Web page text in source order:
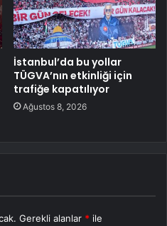
İstanbul’da bu yollar
TÜGVA’nın etkinliği için
trafiğe kapatılıyor
Ağustos 8, 2026
Gerekli alanlar * ile